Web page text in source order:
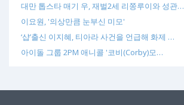
대만 톱스타 매기 우, 재벌2세 리쫑루이와 성관…
이요원, '의상만큼 눈부신 미모'
‘샵’출신 이지혜, 티아라 사건을 언급해 화제 …
아이돌 그룹 2PM 애니콜 '코비(Corby)모…